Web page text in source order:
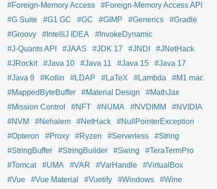
#Foreign-Memory Access
#Foreign-Memory Access API
#G Suite
#G1 GC #GC #GIMP #Generics
#Gradle
#Groovy
#IntelliJ IDEA
#InvokeDynamic
#J-Quants API
#JAAS #JDK 17 #JNDI
#JNetHack
#JRockit
#Java 10 #Java 11 #Java 15
#Java 17
#Java 9
#Kotlin #LDAP #LaTeX #Lambda
#M1 mac
#MappedByteBuffer
#Material Design
#MathJax
#Mission Control
#NFT #NUMA #NVDIMM
#NVIDIA
#NVM
#Nehalem #NetHack
#NullPointerException
#Opteron
#Proxy #Ryzen #Serverless
#String
#StringBuffer
#StringBuilder #Swing
#TeraTermPro
#Tomcat
#UMA #VAR #VarHandle
#VirtualBox
#Vue
#Vue Material #Vuetify #Windows
#Wine